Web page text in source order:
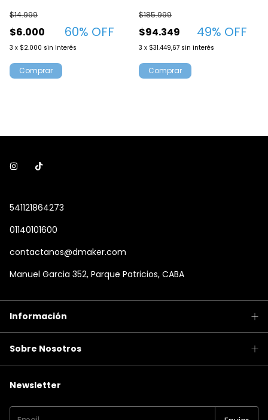
$6.000
$14.999
60% OFF
3 x $2.000 sin interés
$94.349
$185.999
49% OFF
3 x $31.449,67 sin interés
541121864273
01140101600
contactanos@dmaker.com
Manuel Garcia 352, Parque Patricios, CABA
Información
Sobre Nosotros
Newsletter